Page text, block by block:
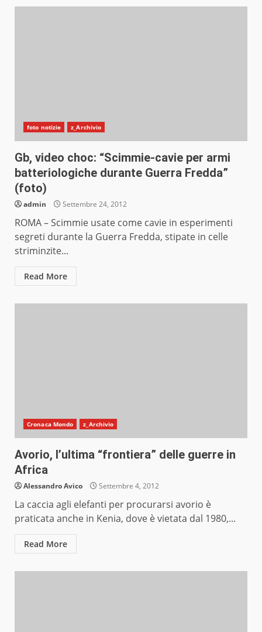
foto notizie z_Archivio
Gb, video choc: “Scimmie-cavie per armi
batteriologiche durante Guerra Fredda”
(foto)
admin Settembre 24, 2012
ROMA – Scimmie usate come cavie in esperimenti
segreti durante la Guerra Fredda, stipate in celle
striminzite...
Read More
Cronaca Mondo z_Archivio
Avorio, l’ultima “frontiera” delle guerre in
Africa
Alessandro Avico Settembre 4, 2012
La caccia agli elefanti per procurarsi avorio è
praticata anche in Kenia, dove è vietata dal 1980,...
Read More